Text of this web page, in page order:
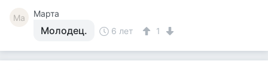
Ма Марта
Молодец. 6 лет 1